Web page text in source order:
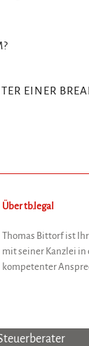
EINER
Übertb.legal
Thomas Bittorf ist
mit seiner Kanzlei in
kompetenter